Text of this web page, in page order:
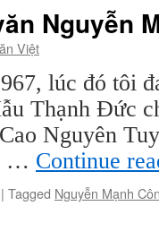
Nguyễn
Việt
lúc đó tôi
Thạnh Đức
Nguyên
… Continue
| Tagged Nguyễn Mạnh